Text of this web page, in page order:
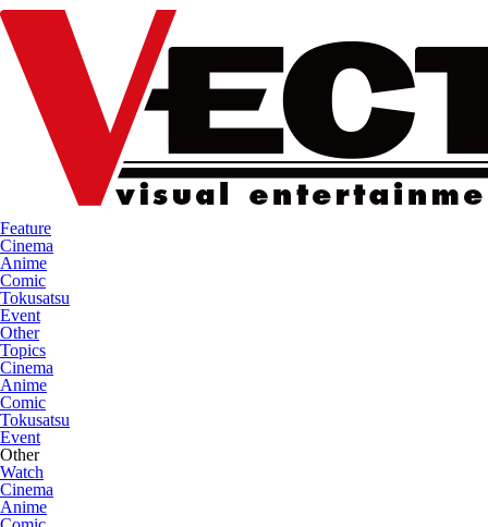
Feature
Cinema
Anime
Comic
Tokusatsu
Event
Other
Topics
Cinema
Anime
Comic
Tokusatsu
Event
Other
Watch
Cinema
Anime